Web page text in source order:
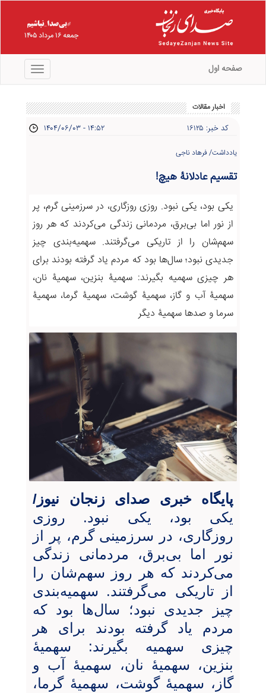
جمعه ۱۶ مرداد ۱۴۰۵
منو صفحه اول
اخبار مقالات
کد خبر: ۱۶۱۲۵ ۱۴۰۴/۰۶/۰۳ - ۱۴:۵۲
یادداشت/ فرهاد ناجی
تقسیم عادلانۀ هیچ!
یکی بود، یکی نبود. روزی روزگاری، در سرزمینی گرم، پر
از نور اما بی‌برق، مردمانی زندگی می‌کردند که هر روز
سهم‌شان را از تاریکی می‌گرفتند. سهمیه‌بندی چیز
جدیدی نبود؛ سال‌ها بود که مردم یاد گرفته بودند برای
هر چیزی سهمیه بگیرند: سهمیۀ‌ بنزین، سهمیۀ ‌نان،
سهمیۀ‌ آب و گاز، سهمیۀ‌ گوشت، سهمیۀ‌ گرما، سهمیۀ
سرما و صدها سهمیۀ‌ دیگر
پایگاه خبری صدای زنجان نیوز/
یکی بود، یکی نبود. روزی
روزگاری، در سرزمینی گرم، پر از
نور اما بی‌برق، مردمانی زندگی
می‌کردند که هر روز سهم‌شان را
از تاریکی می‌گرفتند. سهمیه‌بندی
چیز جدیدی نبود؛ سال‌ها بود که
مردم یاد گرفته بودند برای هر
چیزی سهمیه بگیرند: سهمیۀ‌
بنزین، سهمیۀ ‌نان، سهمیۀ‌ آب و
گاز، سهمیۀ‌ گوشت، سهمیۀ‌ گرما،